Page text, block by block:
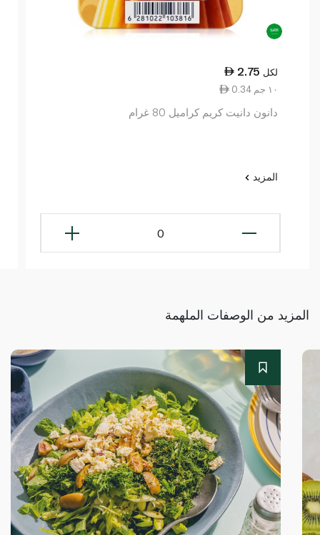
2.75 لكل
0.34 ١٠ جم
دانون دانيت كريم كراميل 80 غرام
المزيد
0
المزيد من الوصفات الملهمة